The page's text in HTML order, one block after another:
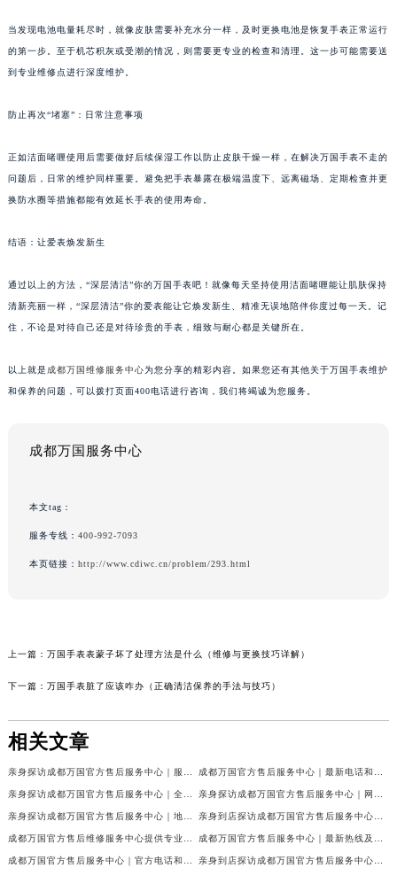
当发现电池电量耗尽时，就像皮肤需要补充水分一样，及时更换电池是恢复手表正常运行
的第一步。至于机芯积灰或受潮的情况，则需要更专业的检查和清理。这一步可能需要送
到专业维修点进行深度维护。
防止再次“堵塞”：日常注意事项
正如洁面啫喱使用后需要做好后续保湿工作以防止皮肤干燥一样，在解决万国手表不走的
问题后，日常的维护同样重要。避免把手表暴露在极端温度下、远离磁场、定期检查并更
换防水圈等措施都能有效延长手表的使用寿命。
结语：让爱表焕发新生
通过以上的方法，“深层清洁”你的万国手表吧！就像每天坚持使用洁面啫喱能让肌肤保持
清新亮丽一样，“深层清洁”你的爱表能让它焕发新生、精准无误地陪伴你度过每一天。记
住，不论是对待自己还是对待珍贵的手表，细致与耐心都是关键所在。
以上就是 成都万国维修服务中心为您分享的精彩内容。如果您还有其他关于万国手表维护
和保养的问题，可以拨打页面400电话进行咨询，我们将竭诚为您服务。
成都万国服务中心
本文tag：
服务专线： 400-992-7093
本页链接： http://www.cdiwc.cn/problem/293.html
上一篇： 万国手表表蒙子坏了处理方法是什么（维修与更换技巧详解）
下一篇： 万国手表脏了应该咋办（正确清洁保养的手法与技巧）
相关文章
亲身探访成都万国官方售后服务中心｜服务热线及完整地址（2026年7月最新） 成都万国官方售后服务中心｜最新电话和官方维修地址权威信息公示（2026年7月最新）
亲身探访成都万国官方售后服务中心｜全新地址与官方电话（2026年7月最新） 亲身探访成都万国官方售后服务中心｜网点地址与客服电话（2026年7月最新）
亲身探访成都万国官方售后服务中心｜地址及官方联系电话（2026年7月最新） 亲身到店探访成都万国官方售后服务中心｜官方地址与维修热线（2026年7月最新）
成都万国官方售后维修服务中心提供专业手表保养服务权威公示（2026年7月最新） 成都万国官方售后服务中心｜最新热线及维修地址权威信息公示（2026年7月最新）
成都万国官方售后服务中心｜官方电话和完整维修地址权威信息公示（2026年7月最新） 亲身到店探访成都万国官方售后服务中心｜维修地址与官方客服热线（2026年7月最新）